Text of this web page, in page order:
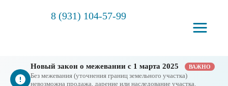
8 (931) 104-57-99
Новый закон о межевании с 1 марта 2025 ВАЖНО
Без межевания (уточнения границ земельного участка)
невозможна продажа, дарение или наследование участка.